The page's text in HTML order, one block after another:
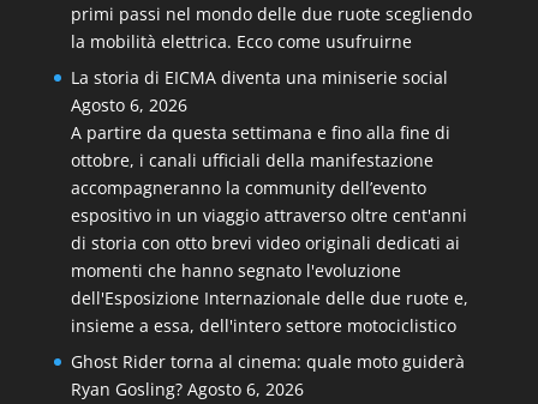
primi passi nel mondo delle due ruote scegliendo
la mobilità elettrica. Ecco come usufruirne
La storia di EICMA diventa una miniserie social
Agosto 6, 2026
A partire da questa settimana e fino alla fine di
ottobre, i canali ufficiali della manifestazione
accompagneranno la community dell’evento
espositivo in un viaggio attraverso oltre cent'anni
di storia con otto brevi video originali dedicati ai
momenti che hanno segnato l'evoluzione
dell'Esposizione Internazionale delle due ruote e,
insieme a essa, dell'intero settore motociclistico
Ghost Rider torna al cinema: quale moto guiderà
Ryan Gosling? Agosto 6, 2026